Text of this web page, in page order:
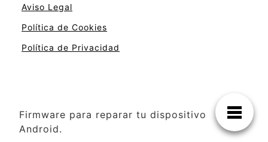
Aviso Legal
Política de Cookies
Política de Privacidad
Firmware para reparar tu dispositivo
Android.